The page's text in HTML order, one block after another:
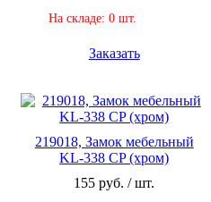
На складе: 0 шт.
Заказать
219018, Замок мебельный
KL-338 CP (хром)
155 руб. / шт.